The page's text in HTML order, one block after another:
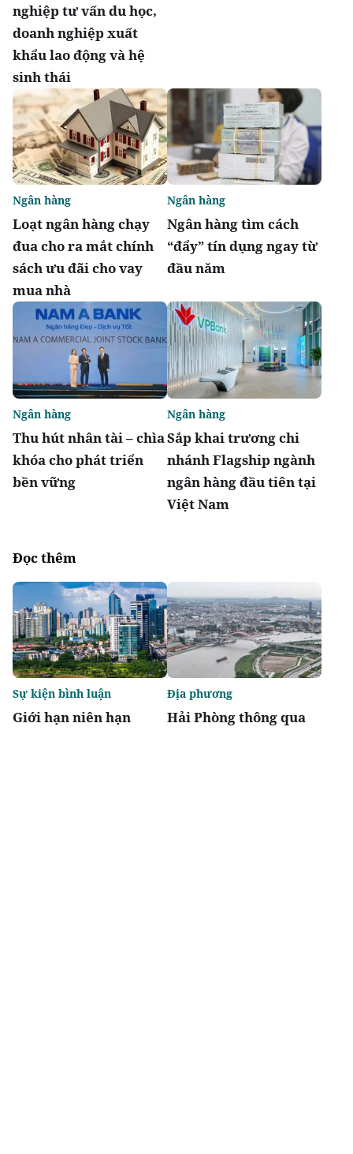
nghiệp tư vấn du học,
doanh nghiệp xuất
khẩu lao động và hệ
sinh thái
Loạt ngân hàng chạy
đua cho ra mắt chính
sách ưu đãi cho vay
mua nhà
Ngân hàng
Ngân hàng tìm cách
“đẩy” tín dụng ngay từ
đầu năm
Ngân hàng
Thu hút nhân tài – chìa
khóa cho phát triển
bền vững
Ngân hàng
Sắp khai trương chi
nhánh Flagship ngành
ngân hàng đầu tiên tại
Việt Nam
Ngân hàng
Đọc thêm
Giới hạn niên hạn
Sự kiện bình luận
Hải Phòng thông qua
Địa phương